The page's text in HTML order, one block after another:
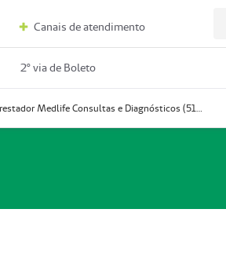
Canais de atendimento
2º via de Boleto
Prestador Medlife Consultas e Diagnósticos (51004334-2)